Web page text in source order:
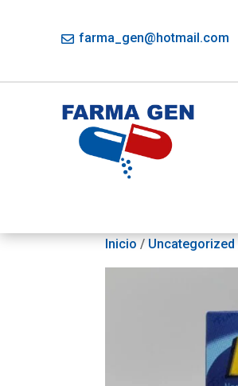
farma_gen@hotmail.com
Inicio / Uncategorized